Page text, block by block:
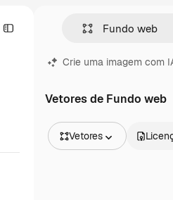
Crie uma imagem com
Vetores de Fundo web
Vetores